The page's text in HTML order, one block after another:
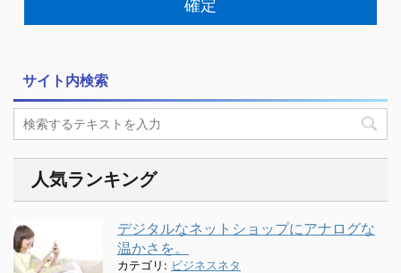
サイト内検索
人気ランキング
デジタルなネットショップにアナログな
温かさを。
カテゴリ: ビジネスネタ